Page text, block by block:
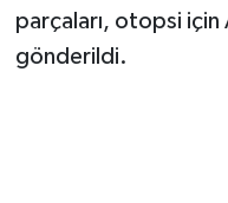
parçaları, otopsi için
gönderildi.